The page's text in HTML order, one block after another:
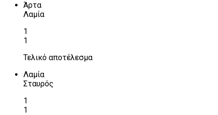
Άρτα
Λαμία
1
1
Τελικό αποτέλεσμα
Λαμία
Σταυρός
1
1